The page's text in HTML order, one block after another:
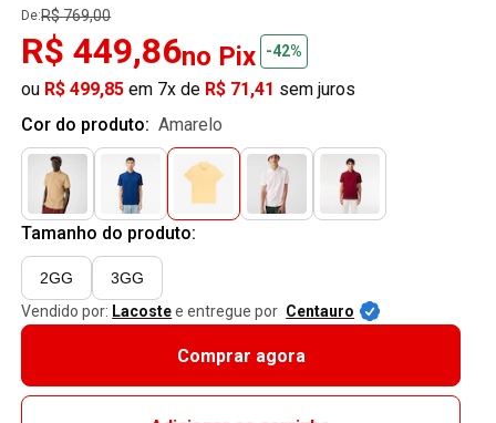
De:R$ 769,00
R$ 449,86no Pix -42%
ou R$ 499,85 em 7x de R$ 71,41 sem juros
Cor do produto:
amarelo
Tamanho do produto:
2GG
3GG
Vendido por: Lacostee entregue por Centauro
Comprar agora